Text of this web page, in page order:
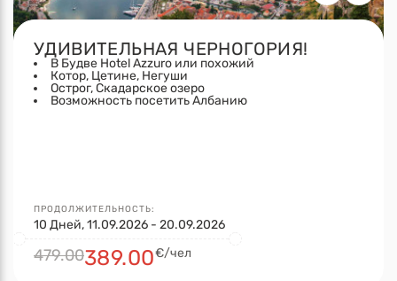
УДИВИТЕЛЬНАЯ ЧЕРНОГОРИЯ!
В Будве Hotel Azzuro или похожий
Котор, Цетине, Негуши
Острог, Скадарское озеро
Возможность посетить Албанию
ПРОДОЛЖИТЕЛЬНОСТЬ:
10 Дней, 11.09.2026 - 20.09.2026
479.00389.00€/чел